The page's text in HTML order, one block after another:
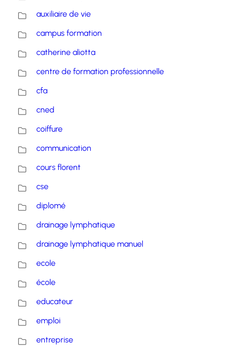
auxiliaire de vie
campus formation
catherine aliotta
centre de formation professionnelle
cfa
cned
coiffure
communication
cours florent
cse
diplomé
drainage lymphatique
drainage lymphatique manuel
ecole
école
educateur
emploi
entreprise